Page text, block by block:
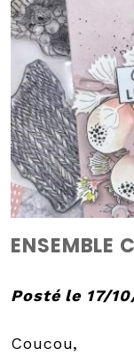
ENSEMBLE
Posté le 17/
Coucou,